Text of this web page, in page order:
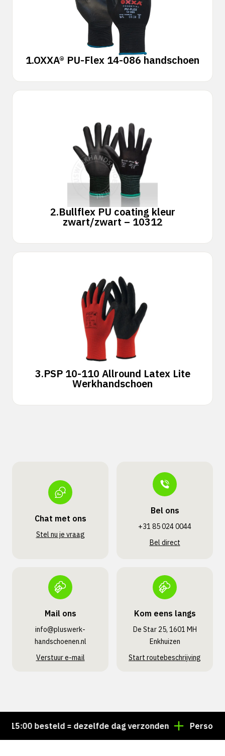
1.OXXA® PU-Flex 14-086 handschoen
2.Bullflex PU coating kleur
zwart/zwart – 10312
3.PSP 10-110 Allround Latex Lite
Werkhandschoen
Chat met ons
Stel nu je vraag
Bel ons
+31 85 024 0044
Bel direct
Mail ons
info@pluswerk­
handschoenen.nl
Verstuur e-mail
Kom eens langs
De Star 25, 1601 MH
Enkhuizen
Start routebeschrijving
besteld = dezelfde dag verzonden Persoonlijk